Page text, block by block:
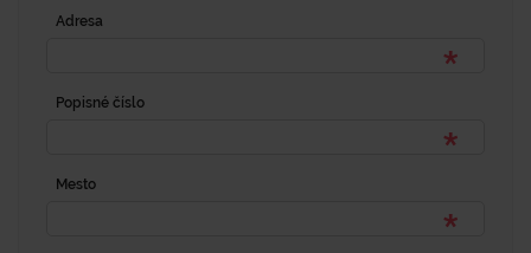
Adresa
Popisné číslo
Mesto